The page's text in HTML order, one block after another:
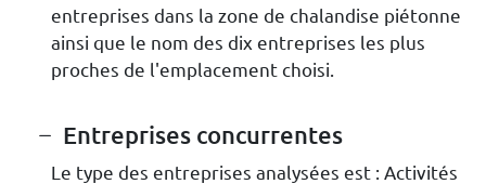
entreprises dans la zone de chalandise piétonne
ainsi que le nom des dix entreprises les plus
proches de l'emplacement choisi.
Entreprises concurrentes
Le type des entreprises analysées est : Activités